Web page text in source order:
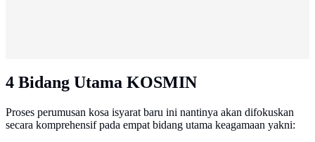
4 Bidang Utama KOSMIN
Proses perumusan kosa isyarat baru ini nantinya akan difokuskan
secara komprehensif pada empat bidang utama keagamaan yakni: